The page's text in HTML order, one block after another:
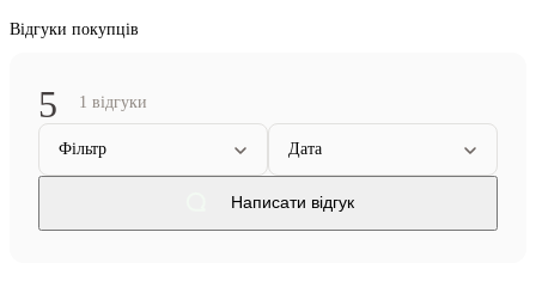
Відгуки покупців
5 1 відгуки
Фільтр Дата
Написати відгук